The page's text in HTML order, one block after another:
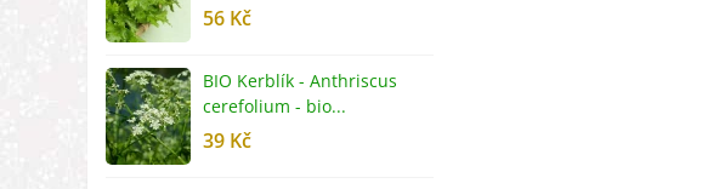
56 Kč
BIO Kerblík - Anthriscus
cerefolium - bio...
39 Kč